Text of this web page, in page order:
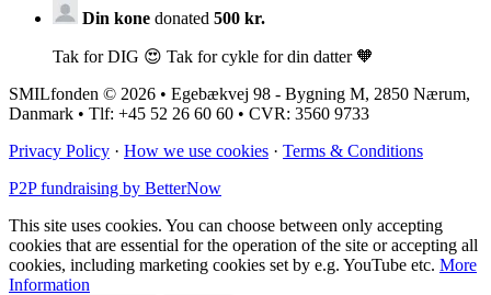
Din kone donated 500 kr.
Tak for DIG 😍 Tak for cykle for din datter 🧡
SMILfonden © 2026 • Egebækvej 98 - Bygning M, 2850 Nærum,
Danmark • Tlf: +45 52 26 60 60 • CVR: 3560 9733
Privacy Policy · How we use cookies · Terms & Conditions
P2P fundraising by BetterNow
This site uses cookies. You can choose between only accepting
cookies that are essential for the operation of the site or accepting all
cookies, including marketing cookies set by e.g. YouTube etc. More
Information